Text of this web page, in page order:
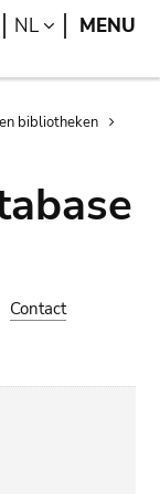
Search
NL LANGUAGE
MENU
bibliotheken
Contact